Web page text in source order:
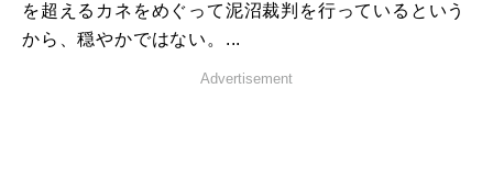
を超えるカネをめぐって泥沼裁判を行っているという
から、穏やかではない。...
Advertisement